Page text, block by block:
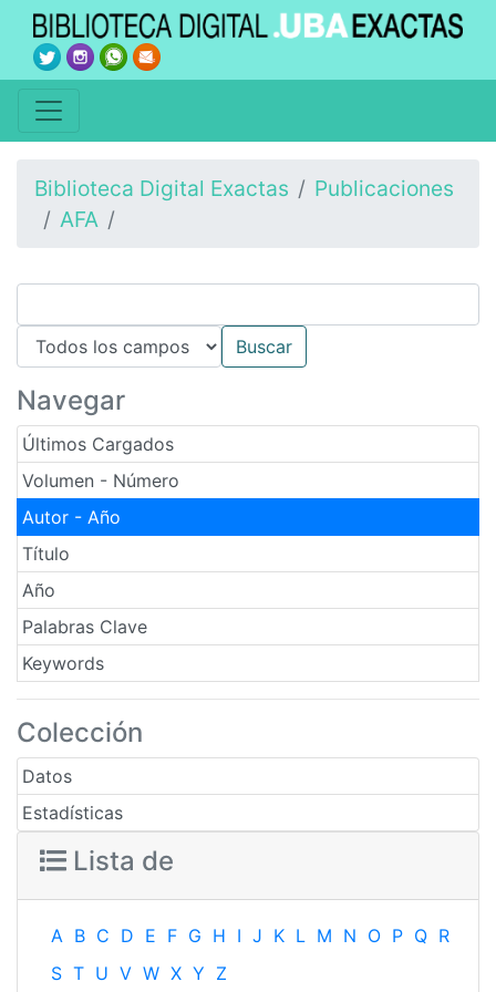
Biblioteca Digital Exactas
Publicaciones
AFA
Navegar
Últimos Cargados
Volumen - Número
Autor - Año
Título
Año
Palabras Clave
Keywords
Colección
Datos
Estadísticas
Lista de
A B C D E F G H I J K L M N O P Q R
S T U V W X Y Z